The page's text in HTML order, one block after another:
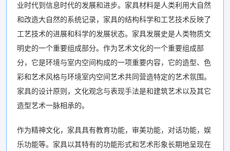
业时代到信息时代的发展和进步。家具材料是人类利用大自然
和改造大自然的系统记录，家具的结构科学和工艺技术反映了
工艺技术的进展和科学的发展状态。家具发展史是人类物质文
明史的一个重要组成部分。作为艺术文化的一个重要组成部
分，它是环境与室内空间构成的一项重要内容，它的造型、色
彩和艺术风格与环境室内空间艺术共同营造特定的艺术氛围。
家具的设计原则，文化观念与表现手法是和建筑艺术以及其它
造型艺术一脉相承的。
作为精神文化，家具具有教育功能，审美功能，对话功能，娱
乐功能等。家具以其特有的功能形式和艺术形象长期地呈现在